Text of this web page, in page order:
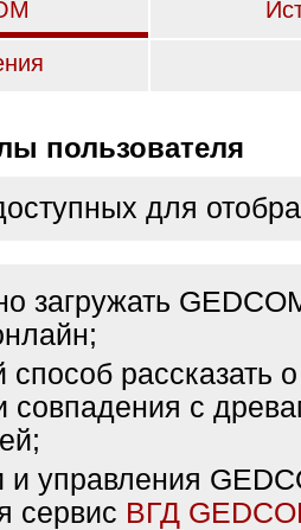
пользователя
для
загружать
рассказать
совпадения с
и управления
сервис ВГД